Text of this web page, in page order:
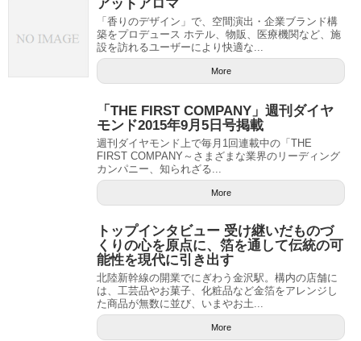
アットアロマ
「香りのデザイン」で、空間演出・企業ブランド構
築をプロデュース ホテル、物販、医療機関など、施
設を訪れるユーザーにより快適な...
More
「THE FIRST COMPANY」週刊ダイヤ
モンド2015年9月5日号掲載
週刊ダイヤモンド上で毎月1回連載中の「THE
FIRST COMPANY～さまざまな業界のリーディング
カンパニー、知られざる...
More
トップインタビュー 受け継いだものづ
くりの心を原点に、箔を通して伝統の可
能性を現代に引き出す
北陸新幹線の開業でにぎわう金沢駅。構内の店舗に
は、工芸品やお菓子、化粧品など金箔をアレンジし
た商品が無数に並び、いまやお土...
More